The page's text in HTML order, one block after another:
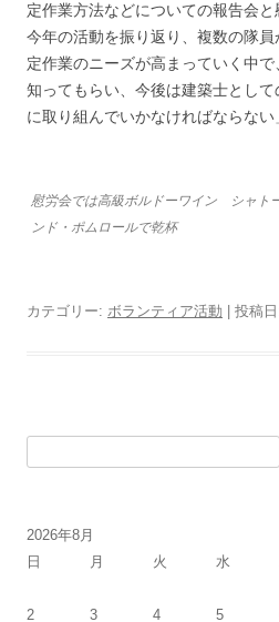
定作業方法などについての報告会と
今年の活動を振り返り、複数の隊
定作業のニーズが高まっていく中
知ってもらい、今後は建築士とし
に取り組んでいかなければならない
慰労会では高級ボルドーワイン シャト
ンド・ポムロールで乾杯
カテゴリー: ボランティア活動 | 投稿
2026年8月
日
月 火 水
2
3 4 5